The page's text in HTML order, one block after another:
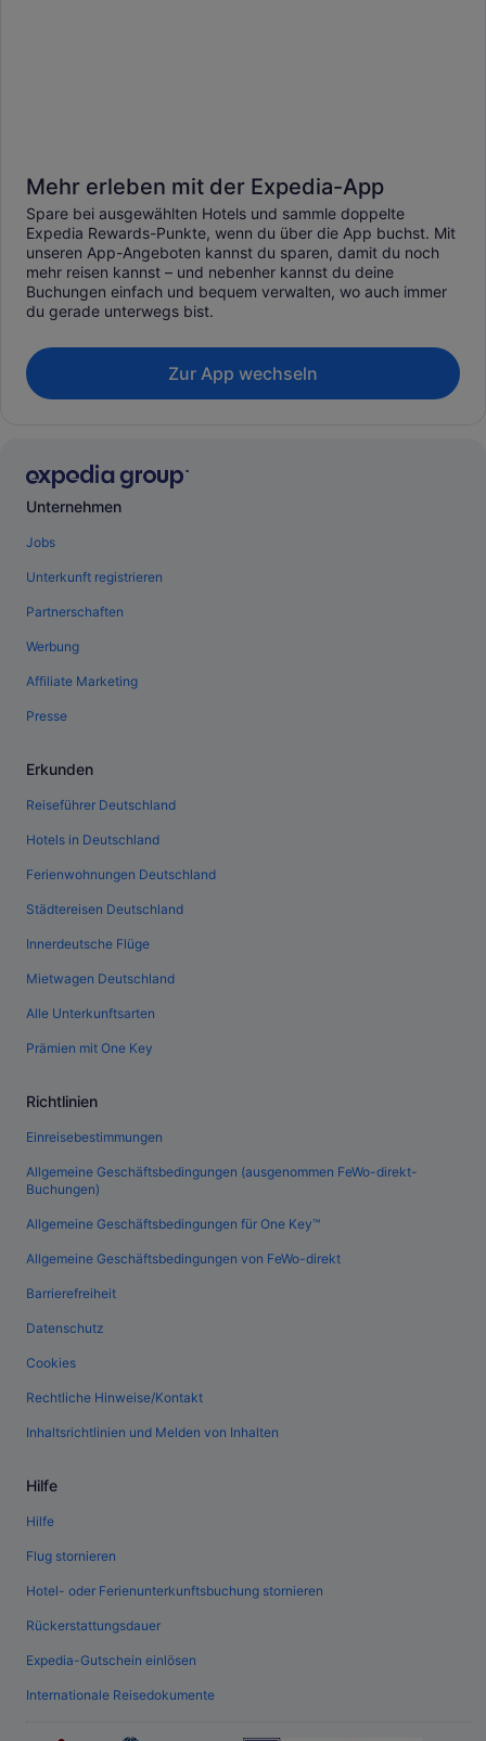
Mehr erleben mit der Expedia-App
Spare bei ausgewählten Hotels und sammle doppelte
Expedia Rewards-Punkte, wenn du über die App buchst. Mit
unseren App-Angeboten kannst du sparen, damit du noch
mehr reisen kannst – und nebenher kannst du deine
Buchungen einfach und bequem verwalten, wo auch immer
du gerade unterwegs bist.
Zur App wechseln
Unternehmen
Jobs
Unterkunft registrieren
Partnerschaften
Werbung
Affiliate Marketing
Presse
Erkunden
Reiseführer Deutschland
Hotels in Deutschland
Ferienwohnungen Deutschland
Städtereisen Deutschland
Innerdeutsche Flüge
Mietwagen Deutschland
Alle Unterkunftsarten
Prämien mit One Key
Richtlinien
Einreisebestimmungen
Allgemeine Geschäftsbedingungen (ausgenommen FeWo-direkt-
Buchungen)
Allgemeine Geschäftsbedingungen für One Key™
Allgemeine Geschäftsbedingungen von FeWo-direkt
Barrierefreiheit
Datenschutz
Cookies
Rechtliche Hinweise/Kontakt
Inhaltsrichtlinien und Melden von Inhalten
Hilfe
Hilfe
Flug stornieren
Hotel- oder Ferienunterkunftsbuchung stornieren
Rückerstattungsdauer
Expedia-Gutschein einlösen
Internationale Reisedokumente